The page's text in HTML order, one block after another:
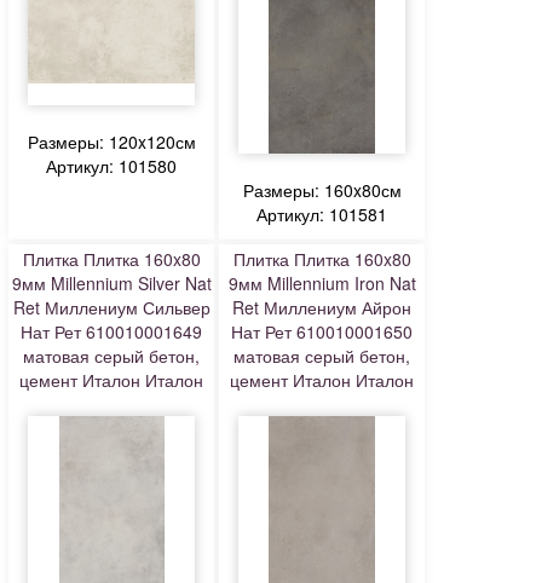
Размеры: 120x120см
Артикул: 101580
Размеры: 160x80см
Артикул: 101581
Плитка Плитка 160x80
9мм Millennium Silver Nat
Ret Миллениум Сильвер
Нат Рет 610010001649
матовая серый бетон,
цемент Италон Италон
Плитка Плитка 160x80
9мм Millennium Iron Nat
Ret Миллениум Айрон
Нат Рет 610010001650
матовая серый бетон,
цемент Италон Италон